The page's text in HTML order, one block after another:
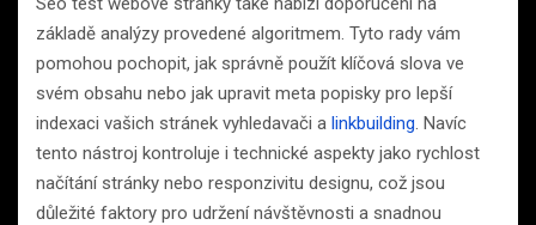
základě analýzy provedené algoritmem. Tyto rady vám
pomohou pochopit, jak správně použít klíčová slova ve
svém obsahu nebo jak upravit meta popisky pro lepší
indexaci vašich stránek vyhledavači a linkbuilding. Navíc
tento nástroj kontroluje i technické aspekty jako rychlost
načítání stránky nebo responzivitu designu, což jsou
důležité faktory pro udržení návštěvnosti a snadnou